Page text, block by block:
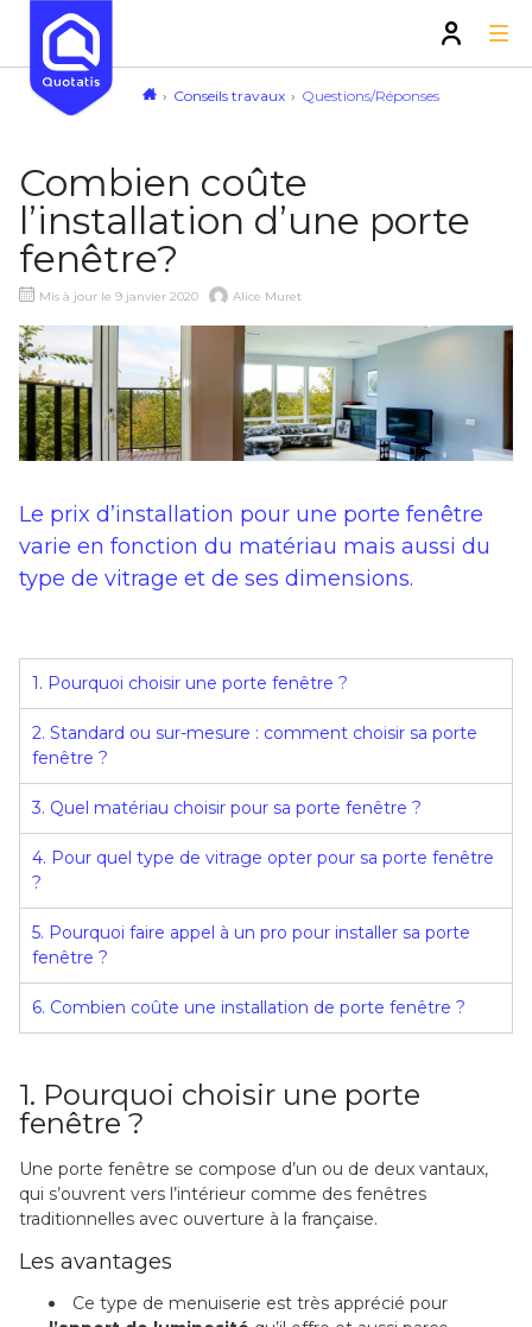
Conseils travaux Questions/Réponses
Combien coûte
l’installation d’une porte
fenêtre?
Mis à jour le 9 janvier 2020 Alice Muret
Le prix d’installation pour une porte fenêtre
varie en fonction du matériau mais aussi du
type de vitrage et de ses dimensions.
1. Pourquoi choisir une porte fenêtre ?
2. Standard ou sur-mesure : comment choisir sa porte
fenêtre ?
3. Quel matériau choisir pour sa porte fenêtre ?
4. Pour quel type de vitrage opter pour sa porte fenêtre
?
5. Pourquoi faire appel à un pro pour installer sa porte
fenêtre ?
6. Combien coûte une installation de porte fenêtre ?
1. Pourquoi choisir une porte
fenêtre ?
Une porte fenêtre se compose d’un ou de deux vantaux,
qui s’ouvrent vers l’intérieur comme des fenêtres
traditionnelles avec ouverture à la française.
Les avantages
Ce type de menuiserie est très apprécié pour